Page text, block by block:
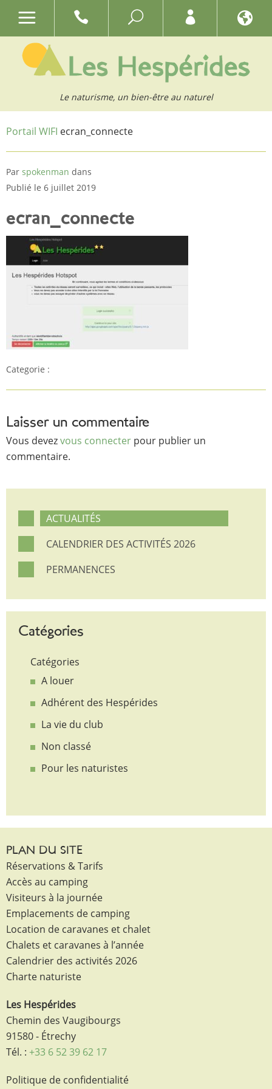
Le naturisme, un bien-être au naturel
Portail WIFI ecran_connecte
Par spokenman dans
Publié le 6 juillet 2019
ecran_connecte
Categorie :
Laisser un commentaire
Vous devezvous connecter pour publier un
commentaire.
ACTUALITÉS
CALENDRIER DES ACTIVITÉS 2026
PERMANENCES
Catégories
Catégories
A louer
Adhérent des Hespérides
La vie du club
Non classé
Pour les naturistes
PLAN DU SITE
Réservations & Tarifs
Accès au camping
Visiteurs à la journée
Emplacements de camping
Location de caravanes et chalet
Chalets et caravanes à l’année
Calendrier des activités 2026
Charte naturiste
Les Hespérides
Chemin des Vaugibourgs
91580 - Étrechy
Tél. : +33 6 52 39 62 17
Politique de confidentialité